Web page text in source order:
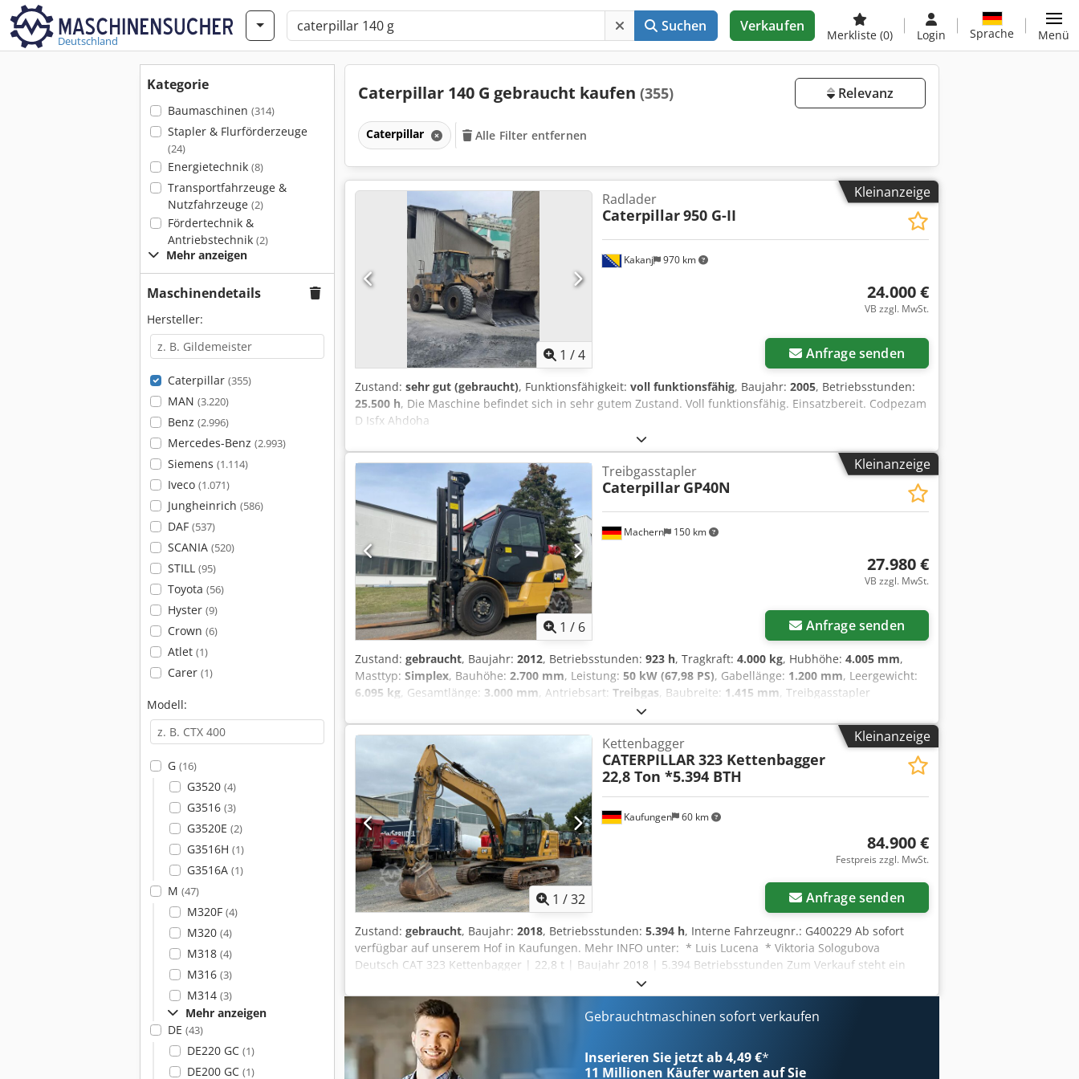
Deutschland
Suchen Verkaufen
Merkliste (0) Login Sprache Menü
Kategorie
Baumaschinen (314)
Stapler & Flurförderzeuge
(24)
Energietechnik (8)
Transportfahrzeuge &
Nutzfahrzeuge (2)
Fördertechnik &
Antriebstechnik (2)
Mehr anzeigen
Maschinendetails
Hersteller:
Caterpillar (355)
MAN (3.220)
Benz (2.996)
Mercedes-Benz (2.993)
Siemens (1.114)
Iveco (1.071)
Jungheinrich (586)
DAF (537)
SCANIA (520)
STILL (95)
Toyota (56)
Hyster (9)
Crown (6)
Atlet (1)
Carer (1)
Modell:
G (16)
G3520 (4)
G3516 (3)
G3520E (2)
G3516H (1)
G3516A (1)
M (47)
M320F (4)
M320 (4)
M318 (4)
M316 (3)
M314 (3)
Mehr anzeigen
DE (43)
DE220 GC (1)
DE200 GC (1)
Caterpillar 140 G gebraucht kaufen (355) Relevanz
Caterpillar Alle Filter entfernen
Kleinanzeige
1 /4
Kakanj 970 km
Radlader
Caterpillar950 G-II
24.000 €
VB zzgl. MwSt.
Anfrage senden
Zustand: sehr gut (gebraucht), Funktionsfähigkeit: voll funktionsfähig, Baujahr: 2005, Betriebsstunden:
25.500 h, Die Maschine befindet sich in sehr gutem Zustand. Voll funktionsfähig. Einsatzbereit. Codpezam
D Isfx Ahdoha
Kleinanzeige
1 / 6
Machern 150 km
Treibgasstapler
Caterpillar GP40N
27.980 €
VB zzgl. MwSt.
Anfrage senden
Zustand: gebraucht, Baujahr: 2012, Betriebsstunden: 923 h, Tragkraft: 4.000 kg, Hubhöhe: 4.005 mm,
Masttyp: Simplex, Bauhöhe: 2.700 mm, Leistung: 50 kW (67,98 PS), Gabellänge: 1.200 mm, Leergewicht:
6.095 kg, Gesamtlänge: 3.000 mm, Antriebsart: Treibgas, Baubreite: 1.415 mm, Treibgasstapler
Lastschwerpunkt: 500 Gabelbreite: 125 mm Gabeldicke: 50 mm Masttyp: Standard Zustand Technisch:
sehr gut Bereifung vorne Typ: Luft Bereifung vorne Zustand: 60 - 80% Csdpfxsl Hbmpj Ahdsha Bereifung
hinten Typ: Luft Bereifung hinten Zustand: 60 - 80% Beschreibung: Gebrauchtgerät in gutem Zustand.
Wartung und UVV-Prüfung erneuert. Gebrauchtgerät mit einer Gewährleistung von 3 Monaten.
Seitenschieber, Zinkenverstellgerät, 3. Ventil, 4. Ventil, Arbeitsscheinwerfer hinten, Arbeitsscheinwerfer
vorn, Heizung, Vollkabine,
Kleinanzeige
1 /32
Kaufungen 60 km
Kettenbagger
CATERPILLAR323 Kettenbagger
22,8 Ton *5.394 BTH
84.900 €
Festpreis zzgl. MwSt.
Anfrage senden
Zustand: gebraucht, Baujahr: 2018, Betriebsstunden: 5.394 h, Interne Fahrzeugnr.: G400229 Ab sofort
verfügbar auf unserem Hof in Kaufungen. Mehr INFO unter: * Luis Lucena * Viktoria Sologubova
Deutsch CAT 323 Kettenbagger | 22,8 t | Baujahr 2018 | 5.394 Betriebsstunden Zum Verkauf steht ein
gebrauchter CAT 323 Kettenbagger aus dem Baujahr 2018. Mit einem Betriebsgewicht von 22.800 kg
eignet sich die Maschine ideal für Erdbewegungs-, Tiefbau-, Abbruch- und Baustellenarbeiten.
Technische Daten: * Hersteller/Modell: CAT 323 * Fahrzeugart: Kettenbagger * Baujahr: 2018 *
Betriebsstunden: 5.394 Std. * Betriebsgewicht: 22.800 kg * Fahrzeugnummer: G400229 * Ausstattung:
Schnellwechseleinrichtung * Zustand: Gebraucht Besichtigung nach vorheriger Terminvereinbarung
möglich. Weitere Informationen, Fotos oder Videos erhalten Sie gerne auf Anfrage. Irrtümer, Änderungen
Gebrauchtmaschinen sofort verkaufen
Inserieren Sie jetzt ab 4,49 €*
11 Millionen Käufer warten auf Sie